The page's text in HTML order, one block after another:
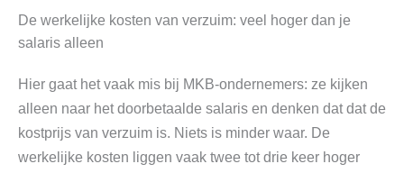
De werkelijke kosten van verzuim: veel hoger dan je
salaris alleen
Hier gaat het vaak mis bij MKB-ondernemers: ze kijken
alleen naar het doorbetaalde salaris en denken dat dat de
kostprijs van verzuim is. Niets is minder waar. De
werkelijke kosten liggen vaak twee tot drie keer hoger